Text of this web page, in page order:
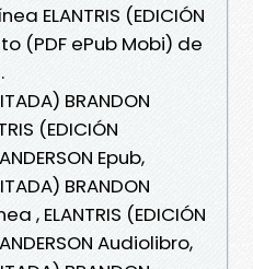
ELANTRIS (EDICIÓN
(PDF ePub Mobi) de
BRANDON
(EDICIÓN
Epub,
BRANDON
, ELANTRIS (EDICIÓN
Audiolibro,